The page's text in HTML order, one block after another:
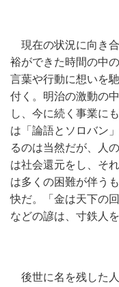
現在の状況に向き
裕ができた時間の中
言葉や行動に想いを
付く。明治の激動の
し、今に続く事業に
は「論語とソロバン
るのは当然だが、人
は社会還元をし、そ
は多くの困難が伴う
快だ。「金は天下の
などの諺は、寸鉄人を
後世に名を残した